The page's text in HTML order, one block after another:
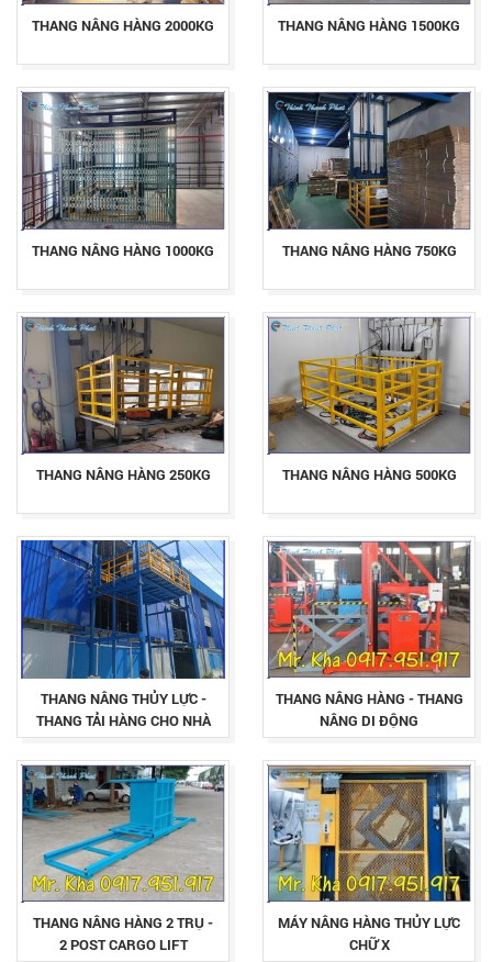
THANG NÂNG HÀNG 2000KG THANG NÂNG HÀNG 1500KG
THANG NÂNG HÀNG 1000KG THANG NÂNG HÀNG 750KG
THANG NÂNG HÀNG 250KG THANG NÂNG HÀNG 500KG
THANG NÂNG THỦY LỰC -
THANG TẢI HÀNG CHO NHÀ
XƯỞNG
THANG NÂNG HÀNG - THANG
NÂNG DI ĐỘNG
THANG NÂNG HÀNG 2 TRỤ -
2 POST CARGO LIFT
MÁY NÂNG HÀNG THỦY LỰC
CHỮ X